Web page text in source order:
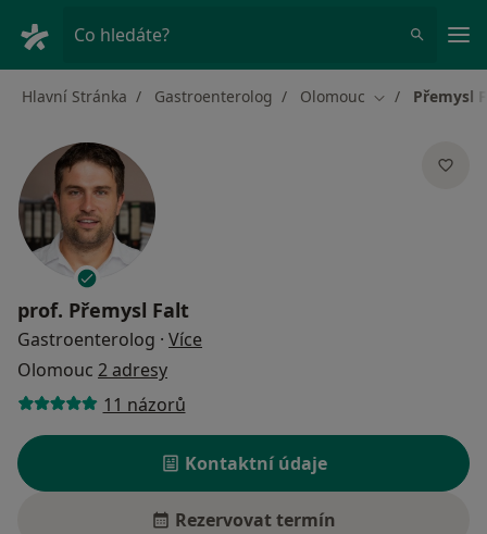
Co hledáte?
Hlavní Stránka Gastroenterolog Olomouc Změna města
Přemysl
prof. Přemysl Falt
Gastroenterolog · Více
Olomouc 2 adresy
11 názorů
Kontaktní údaje
Rezervovat termín